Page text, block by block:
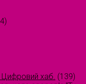
Цифровий хаб. (139)